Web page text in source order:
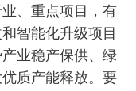
、重点项目，有
智能化升级项目
业稳产保供、绿
质产能释放。要